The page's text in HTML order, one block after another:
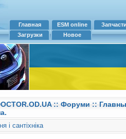
Главная ESM online
Загрузки
Новое
:: Форуми ::
і сантіхніка